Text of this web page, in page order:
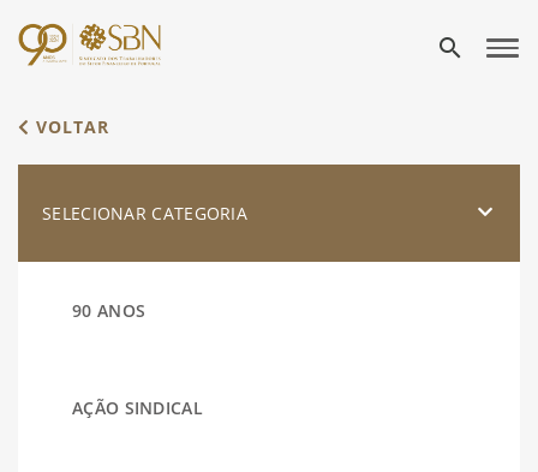
search
VOLTAR
SELECIONAR CATEGORIA
90 ANOS
AÇÃO SINDICAL